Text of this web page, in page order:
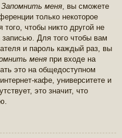
Запомнить меня, вы сможете
только некоторое
чтобы никто другой не
записью. Для того чтобы вам
и пароль каждый раз, вы
меня при входе на
это на общедоступном
кафе, университете и
это значит, что